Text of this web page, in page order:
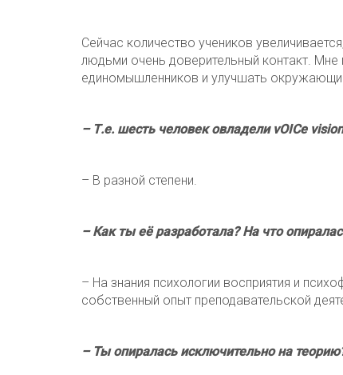
Сейчас количество учеников
людьми очень доверительный контакт.
единомышленников и улучшать
– Т.е. шесть человек овладели vOICe
– В разной степени.
– Как ты её разработала? На что
– На знания психологии восприятия и
собственный опыт преподавательской
– Ты опиралась исключительно на